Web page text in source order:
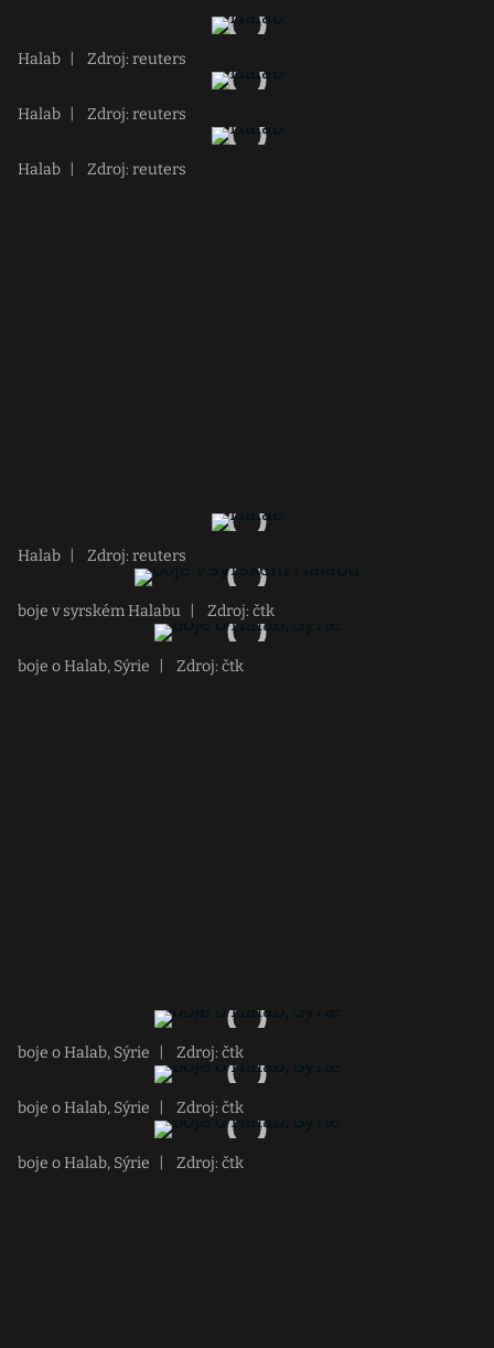
Halab Zdroj: reuters
Halab Zdroj: reuters
Halab Zdroj: reuters
Halab Zdroj: reuters
boje v syrském Halabu Zdroj: čtk
boje o Halab, Sýrie Zdroj: čtk
boje o Halab, Sýrie Zdroj: čtk
boje o Halab, Sýrie Zdroj: čtk
boje o Halab, Sýrie Zdroj: čtk